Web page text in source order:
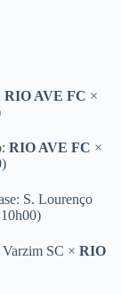
RIO AVE FC ×
RIO AVE FC ×
S. Lourenço
SC × RIO